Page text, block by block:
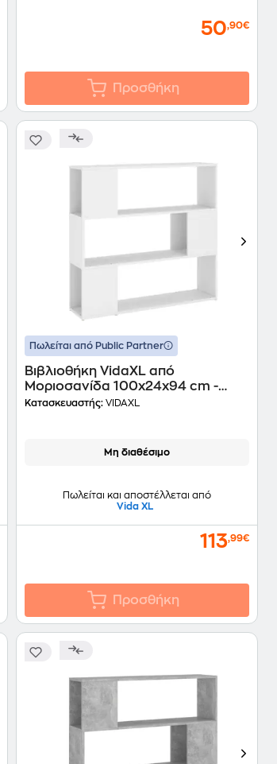
50,90€
Προσθήκη
Πωλείται από Public Partner
Βιβλιοθήκη VidaXL από
Μοριοσανίδα 100x24x94 cm -
Λευκό
Κατασκευαστής:VIDAXL
Μη διαθέσιμο
Πωλείται και αποστέλλεται από
Vida XL
113,99€
Προσθήκη